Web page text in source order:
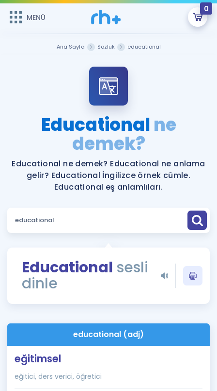
MENÜ
0
Şifremi Hatırlamıyorum
Sepetin Şu An Boş.
Remzi Hoca ile seni sınava hazırlayacak onlarca eğitim seni
bekliyor!
MENÜ
Katılımcı Görüşleri
Faydalı Araçlar
Ücretsiz Kaynaklar
ÖSYM Sınav Takvimi
Kampanyalar
İngilizce Gramer
İngilizce Gramer
Ana Sayfa Sözlük educational
Educationalne
demek?
Educational ne demek? Educational ne anlama
gelir? Educational İngilizce örnek cümle.
Educational eş anlamlıları.
Educational sesli
dinle
educational (adj)
eğitimsel
eğitici, ders verici, öğretici